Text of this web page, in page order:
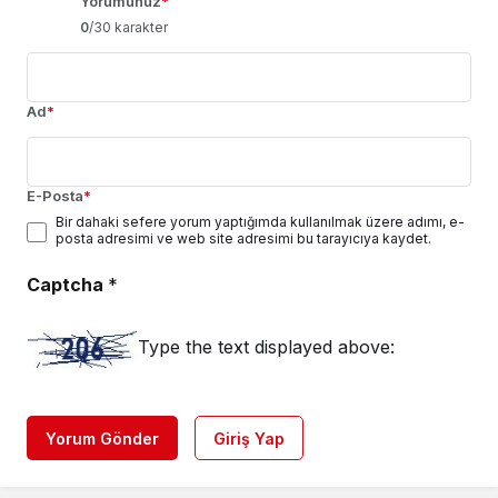
0/30 karakter
Ad*
E-Posta*
Bir dahaki sefere yorum yaptığımda kullanılmak üzere adımı, e-
posta adresimi ve web site adresimi bu tarayıcıya kaydet.
Captcha *
Type the text displayed above:
Yorum Gönder Giriş Yap